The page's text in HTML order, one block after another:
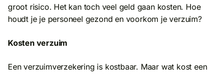
groot risico. Het kan toch veel geld gaan kosten. Hoe
houdt je je personeel gezond en voorkom je verzuim?
Kosten verzuim
Een verzuimverzekering is kostbaar. Maar wat kost een